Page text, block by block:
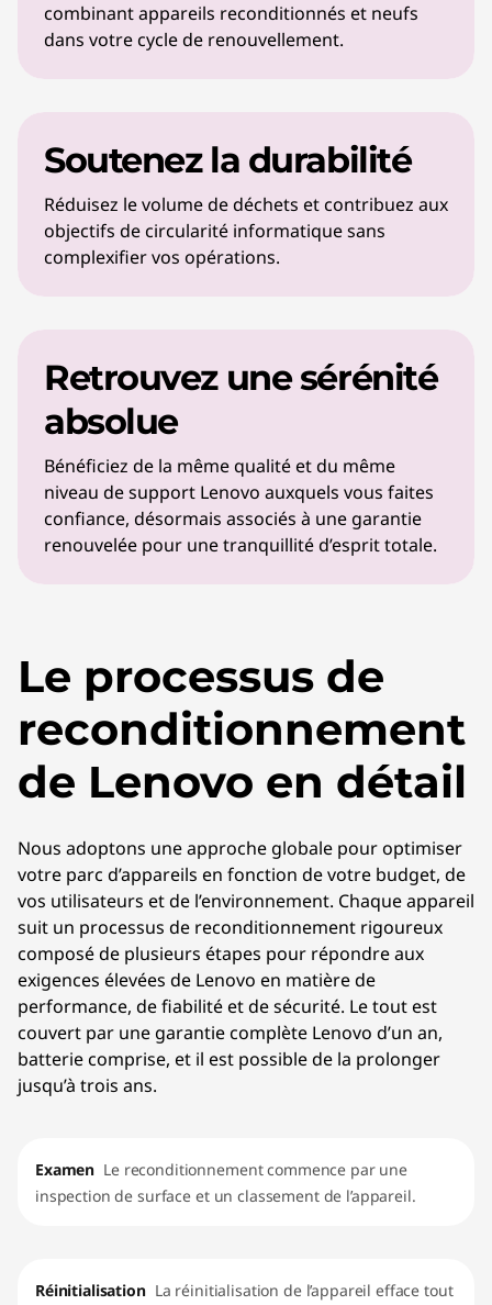
combinant appareils reconditionnés et neufs
dans votre cycle de renouvellement.
Soutenez la durabilité
Réduisez le volume de déchets et contribuez aux
objectifs de circularité informatique sans
complexifier vos opérations.
Retrouvez une sérénité
absolue
Bénéficiez de la même qualité et du même
niveau de support Lenovo auxquels vous faites
confiance, désormais associés à une garantie
renouvelée pour une tranquillité d’esprit totale.
Le processus de
reconditionnement
de Lenovo en détail
Nous adoptons une approche globale pour optimiser
votre parc d’appareils en fonction de votre budget, de
vos utilisateurs et de l’environnement. Chaque appareil
suit un processus de reconditionnement rigoureux
composé de plusieurs étapes pour répondre aux
exigences élevées de Lenovo en matière de
performance, de fiabilité et de sécurité. Le tout est
couvert par une garantie complète Lenovo d’un an,
batterie comprise, et il est possible de la prolonger
jusqu’à trois ans.
Examen Le reconditionnement commence par une
inspection de surface et un classement de l’appareil.
Réinitialisation La réinitialisation de l’appareil efface tout